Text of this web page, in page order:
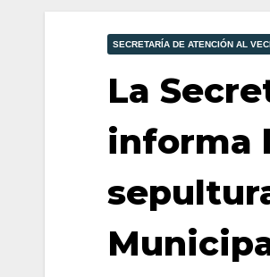
SECRETARÍA DE ATENCIÓN AL
La
informa